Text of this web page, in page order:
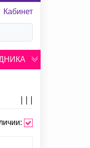
Кабинет